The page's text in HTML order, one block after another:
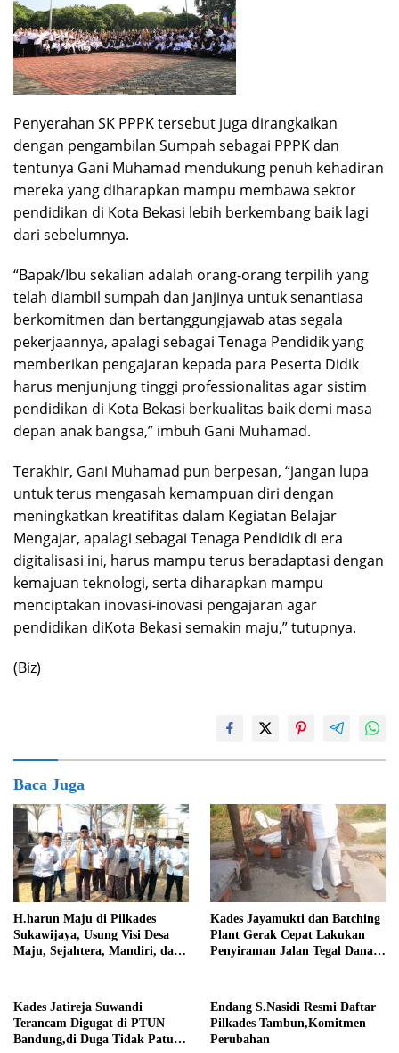
Penyerahan SK PPPK tersebut juga dirangkaikan
dengan pengambilan Sumpah sebagai PPPK dan
tentunya Gani Muhamad mendukung penuh kehadiran
mereka yang diharapkan mampu membawa sektor
pendidikan di Kota Bekasi lebih berkembang baik lagi
dari sebelumnya.
“Bapak/Ibu sekalian adalah orang-orang terpilih yang
telah diambil sumpah dan janjinya untuk senantiasa
berkomitmen dan bertanggungjawab atas segala
pekerjaannya, apalagi sebagai Tenaga Pendidik yang
memberikan pengajaran kepada para Peserta Didik
harus menjunjung tinggi professionalitas agar sistim
pendidikan di Kota Bekasi berkualitas baik demi masa
depan anak bangsa,” imbuh Gani Muhamad.
Terakhir, Gani Muhamad pun berpesan, “jangan lupa
untuk terus mengasah kemampuan diri dengan
meningkatkan kreatifitas dalam Kegiatan Belajar
Mengajar, apalagi sebagai Tenaga Pendidik di era
digitalisasi ini, harus mampu terus beradaptasi dengan
kemajuan teknologi, serta diharapkan mampu
menciptakan inovasi-inovasi pengajaran agar
pendidikan diKota Bekasi semakin maju,” tutupnya.
(Biz)
Baca Juga
H.harun Maju di Pilkades
Sukawijaya, Usung Visi Desa
Maju, Sejahtera, Mandiri, dan
Kades Jayamukti dan Batching
Plant Gerak Cepat Lakukan
Penyiraman Jalan Tegal Danas
Kades Jatireja Suwandi
Terancam Digugat di PTUN
Bandung,di Duga Tidak Patuhi
Endang S.Nasidi Resmi Daftar
Pilkades Tambun,Komitmen
Perubahan